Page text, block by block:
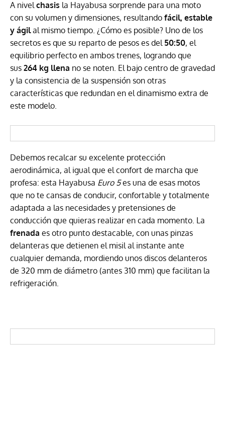
A nivelchasis la Hayabusa sorprende para una moto
con su volumen y dimensiones, resultando fácil, estable
y ágilal mismo tiempo. ¿Cómo es posible? Uno de los
secretos es que su reparto de pesos es del 50:50, el
equilibrio perfecto en ambos trenes, logrando que
sus 264 kg llena no se noten. El bajo centro de gravedad
y la consistencia de la suspensión son otras
características que redundan en el dinamismo extra de
este modelo.
Debemos recalcar su excelente protección
aerodinámica, al igual que el confort de marcha que
profesa: esta Hayabusa Euro 5es una de esas motos
que no te cansas de conducir, confortable y totalmente
adaptada a las necesidades y pretensiones de
conducción que quieras realizar en cada momento. La
frenada es otro punto destacable, con unas pinzas
delanteras que detienen el misil al instante ante
cualquier demanda, mordiendo unos discos delanteros
de 320 mm de diámetro (antes 310 mm) que facilitan la
refrigeración.